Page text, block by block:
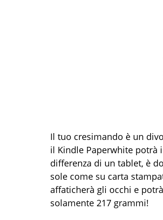
Il tuo cresimando è un
il Kindle Paperwhite potrà
differenza di un tablet, è
sole come su carta
affaticherà gli occhi e
solamente 217 grammi!